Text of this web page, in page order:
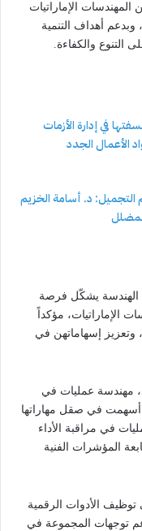
الإماراتيات
وبدعم أهداف التنمية
التنوع والكفاءة.
في إدارة الأزمات
الأعمال الجدد
د. أسامة الخزيم
الهندسة يشكّل فرصة
الإماراتيات، مؤكداً
وتعزيز إسهاماتهن في
، مهندسة عمليات في
أسهمت في صقل مهاراتها
في مراقبة الأداء
المؤشرات الفنية
توظيف الأدوات الرقمية
توجهات المجموعة في